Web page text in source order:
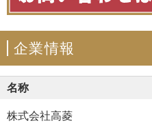
企業情報
名称
株式会社高菱